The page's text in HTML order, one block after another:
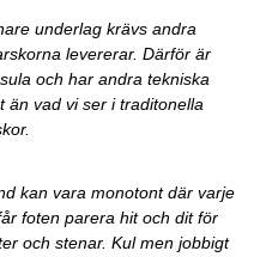
underlag krävs andra
levererar. Därför är
och har andra tekniska
än vad vi ser i traditonella
kan vara monotont där varje
foten parera hit och dit för
och stenar. Kul men jobbigt